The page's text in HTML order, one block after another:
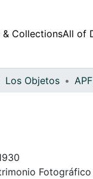
& CollectionsAll of
Los Objetos